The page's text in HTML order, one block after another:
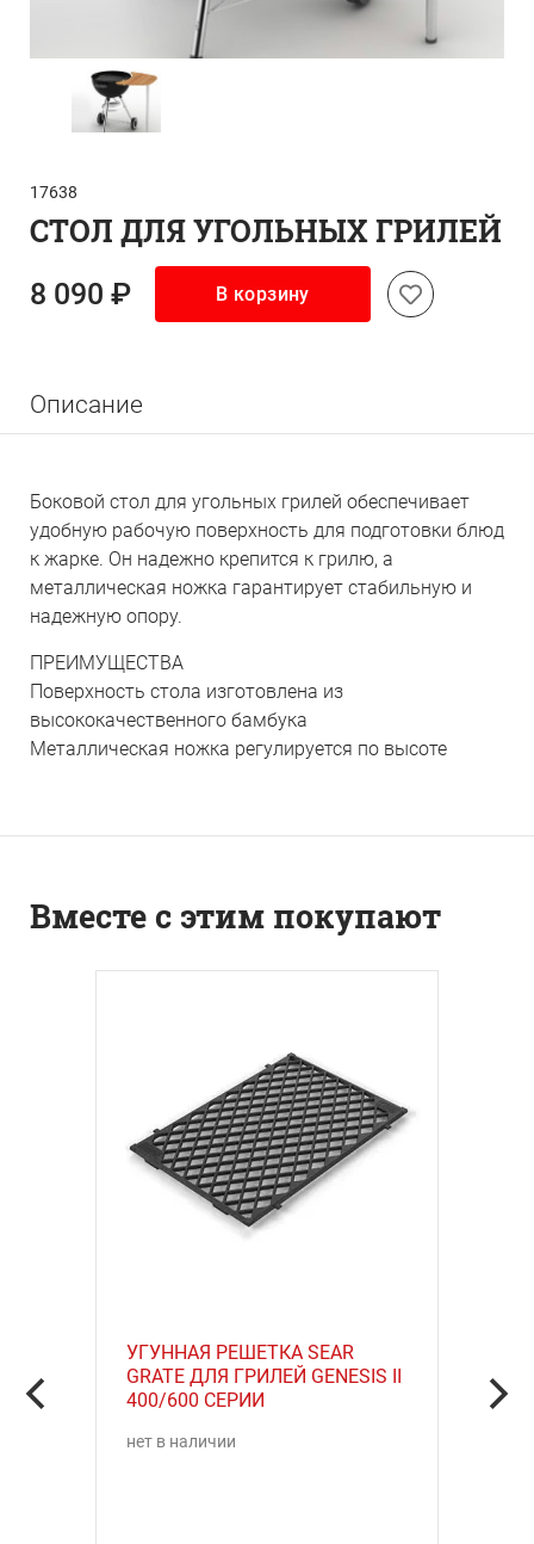
17638
СТОЛ ДЛЯ УГОЛЬНЫХ ГРИЛЕЙ
8 090 ₽ В корзину
Описание
Боковой стол для угольных грилей обеспечивает
удобную рабочую поверхность для подготовки блюд
к жарке. Он надежно крепится к грилю, а
металлическая ножка гарантирует стабильную и
надежную опору.
ПРЕИМУЩЕСТВА
Поверхность стола изготовлена из
высококачественного бамбука
Металлическая ножка регулируется по высоте
Вместе с этим покупают
УГУННАЯ РЕШЕТКА SEAR
GRATE ДЛЯ ГРИЛЕЙ GENESIS II
400/600 СЕРИИ
нет в наличии